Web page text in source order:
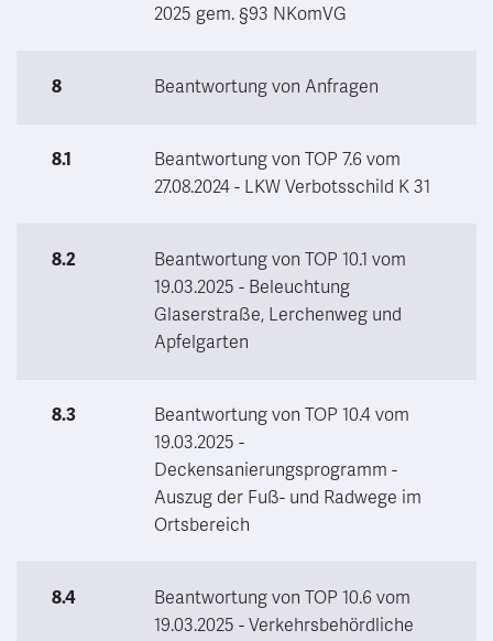
2025 gem. §93 NKomVG
8 Beantwortung von Anfragen
8.1
Beantwortung von TOP 7.6 vom
27.08.2024 - LKW Verbotsschild K 31
8.2
Beantwortung von TOP 10.1 vom
19.03.2025 - Beleuchtung
Glaserstraße, Lerchenweg und
Apfelgarten
8.3
Beantwortung von TOP 10.4 vom
19.03.2025 -
Deckensanierungsprogramm -
Auszug der Fuß- und Radwege im
Ortsbereich
8.4
Beantwortung von TOP 10.6 vom
19.03.2025 - Verkehrsbehördliche